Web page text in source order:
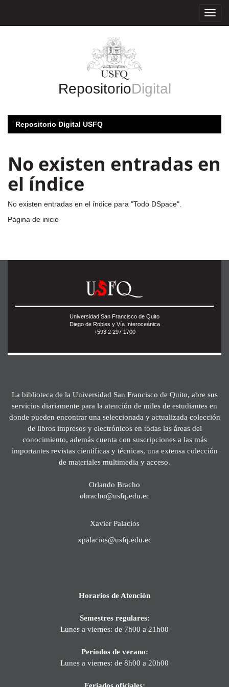
RepositorioDigital
Repositorio Digital USFQ
No existen entradas en
el índice
No existen entradas en el índice para "Todo DSpace".
Página de inicio
Universidad San Francisco de Quito
Diego de Robles y Vía Interoceánica
+593 2 297 1700
La biblioteca de la Universidad San Francisco de Quito, abre sus
servicios diariamente para la atención de miles de estudiantes en
donde pueden encontrar una seleccionada y actualizada colección
de libros impresos y electrónicos en todas las áreas del
conocimiento, además cuenta con suscripciones a las más
importantes revistas científicas y técnicas, una extensa colección
de materiales multimedia y acceso.
Orlando Bracho
obracho@usfq.edu.ec
Xavier Palacios
xpalacios@usfq.edu.ec
Horarios de Atención
Semestres regulares:
Lunes a viernes: de 7h00 a 21h00
Períodos de verano:
Lunes a viernes: de 8h00 a 20h00
Feriados oficiales: